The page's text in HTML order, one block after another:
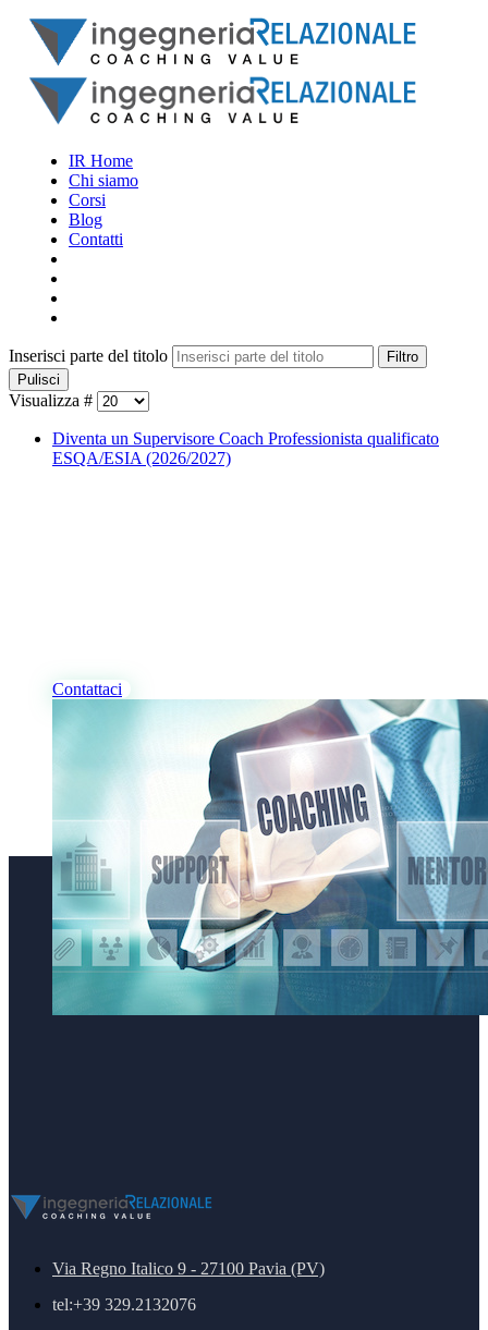
IR Home
Chi siamo
Corsi
Blog
Contatti
Inserisci parte del titolo
Filtro
Pulisci
Visualizza #
Diventa un Supervisore Coach Professionista qualificato
ESQA/ESIA (2026/2027)
Contattaci
Via Regno Italico 9 - 27100 Pavia (PV)
tel:+39 329.2132076